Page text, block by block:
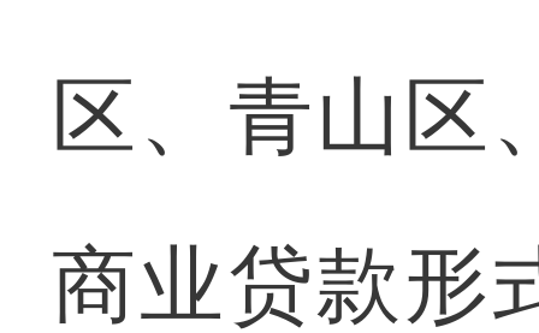
区、青山区
商业贷款形